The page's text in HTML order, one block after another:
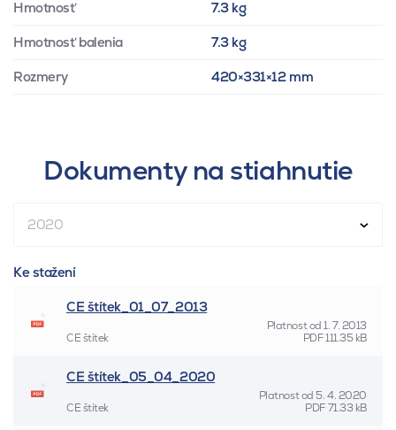
Hmotnosť 7.3 kg
Hmotnosť balenia 7.3 kg
Rozmery 420×331×12 mm
Dokumenty na stiahnutie
2020
Ke stažení
CE štítek_01_07_2013
Platnost od1. 7. 2013
CE štítek
PDF111.35 kB
CE štítek_05_04_2020
Platnost od 5. 4. 2020
CE štítek
PDF71.33 kB